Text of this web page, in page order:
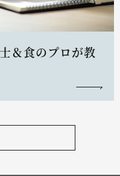
＆食のプロが教